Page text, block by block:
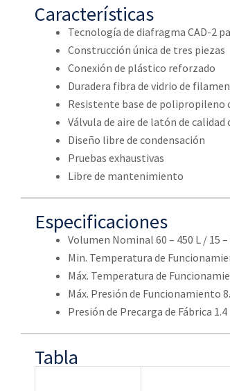
Características
Tecnología de diafragma CAD-2
Construcción única de tres piezas
Conexión de plástico reforzado
Duradera fibra de vidrio de
Resistente base de polipropileno
Válvula de aire de latón de
Diseño libre de condensación
Pruebas exhaustivas
Libre de mantenimiento
Especificaciones
Volumen Nominal 60 – 450 L / 15
Min. Temperatura de
Máx. Temperatura de
Máx. Presión de Funcionamiento
Presión de Precarga de Fábrica
Tabla